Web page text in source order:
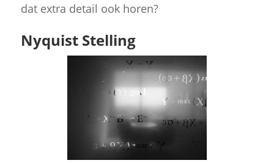
dat extra detail ook horen?
Nyquist Stelling